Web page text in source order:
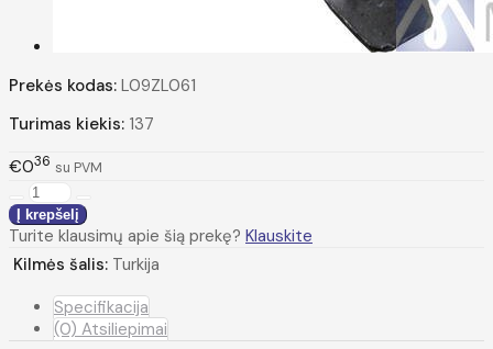
Prekės kodas: L09ZL061
Turimas kiekis: 137
€036 su PVM
Turite klausimų apie šią prekę? Klauskite
Kilmės šalis: Turkija
Specifikacija
(0) Atsiliepimai